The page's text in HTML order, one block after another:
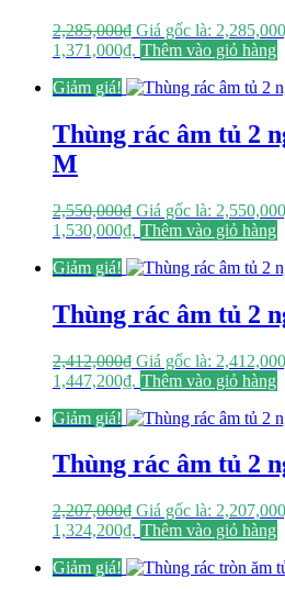
2,285,000₫ Giá gốc là:
1,371,000₫. Thêm vào giỏ hàng
Giảm giá!
Thùng rác âm tủ 2
M
2,550,000₫ Giá gốc là:
1,530,000₫. Thêm vào giỏ hàng
Giảm giá!
Thùng rác âm tủ 2
2,412,000₫ Giá gốc là:
1,447,200₫. Thêm vào giỏ hàng
Giảm giá!
Thùng rác âm tủ 2
2,207,000₫ Giá gốc là:
1,324,200₫. Thêm vào giỏ hàng
Giảm giá!